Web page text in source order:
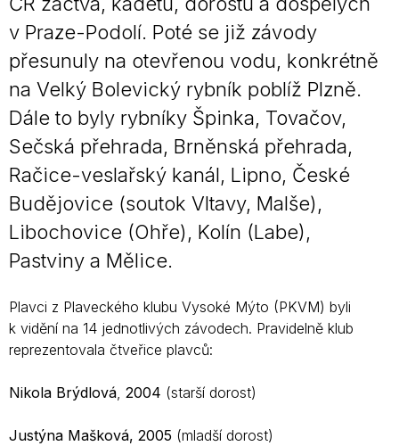
v Praze-Podolí. Poté se již závody
přesunuly na otevřenou vodu, konkrétně
na Velký Bolevický rybník poblíž Plzně.
Dále to byly rybníky Špinka, Tovačov,
Sečská přehrada, Brněnská přehrada,
Račice-veslařský kanál, Lipno, České
Budějovice (soutok Vltavy, Malše),
Libochovice (Ohře), Kolín (Labe),
Pastviny a Mělice.
Plavci z Plaveckého klubu Vysoké Mýto (PKVM) byli
k vidění na 14 jednotlivých závodech. Pravidelně klub
reprezentovala čtveřice plavců:
Nikola Brýdlová, 2004 (starší dorost)
Justýna Mašková, 2005 (mladší dorost)